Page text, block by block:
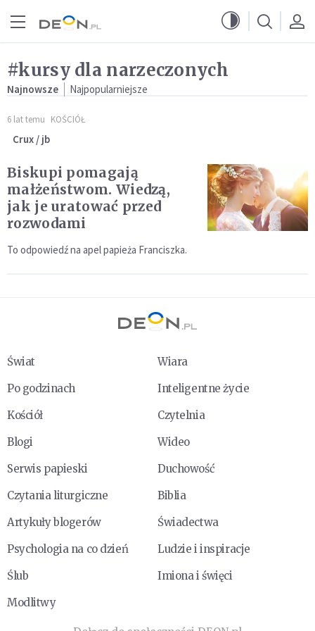
#kursy dla narzeczonych
Najnowsze Najpopularniejsze
6 lat temu KOŚCIÓŁ
Crux / jb
Biskupi pomagają
małżeństwom. Wiedzą,
jak je uratować przed
rozwodami
To odpowiedź na apel papieża Franciszka.
Świat
Wiara
Po godzinach
Inteligentne życie
Kościół
Czytelnia
Blogi
Wideo
Serwis papieski
Duchowość
Czytania liturgiczne
Biblia
Artykuły blogerów
Świadectwa
Psychologia na co dzień
Ludzie i inspiracje
Ślub
Imiona i święci
Modlitwy